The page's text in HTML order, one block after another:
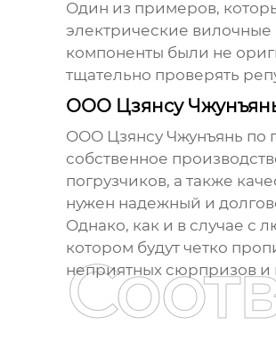
Один из примеров,
электрические вилочные
компоненты были не
тщательно проверять
ООО Цзянсу
ООО Цзянсу Чжунъянь по
собственное
погрузчиков, а также
нужен надежный и
Однако, как и в случае с
котором будут четко
неприятных сюрпризов и